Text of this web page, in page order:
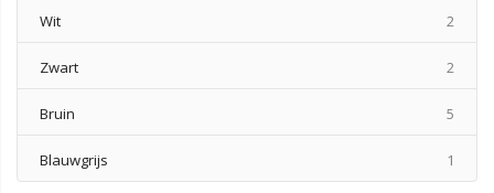
Wit 2
Zwart 2
Bruin 5
Blauwgrijs 1